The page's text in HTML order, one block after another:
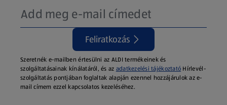
Feliratkozás
Szeretnék e-mailben értesülni az ALDI termékeinek és
szolgáltatásainak kínálatáról, és az adatkezelési tájékoztató Hírlevél-
szolgáltatás pontjában foglaltak alapján ezennel hozzájárulok az e-
mail címem ezzel kapcsolatos kezeléséhez.